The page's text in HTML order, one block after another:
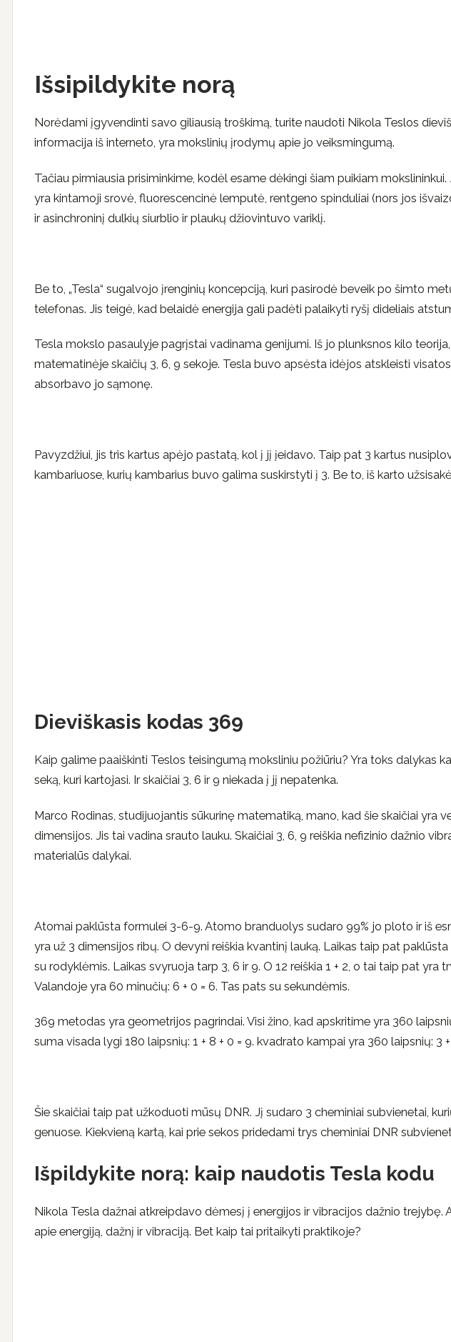
Išsipildykite norą
Norėdami įgyvendinti savo giliausią troškimą, turite naudoti Nikola Teslos
informacija iš interneto, yra mokslinių įrodymų apie jo veiksmingumą.
Tačiau pirmiausia prisiminkime, kodėl esame dėkingi šiam puikiam
yra kintamoji srovė, fluorescencinė lemputė, rentgeno spinduliai (nors jos
ir asinchroninį dulkių siurblio ir plaukų džiovintuvo variklį.
Be to, „Tesla“ sugalvojo įrenginių koncepciją, kuri pasirodė beveik po šimto
telefonas. Jis teigė, kad belaidė energija gali padėti palaikyti ryšį dideliais
Tesla mokslo pasaulyje pagrįstai vadinama genijumi. Iš jo plunksnos kilo
matematinėje skaičių 3, 6, 9 sekoje. Tesla buvo apsėsta idėjos atskleisti
absorbavo jo sąmonę.
Pavyzdžiui, jis tris kartus apėjo pastatą, kol į jį įeidavo. Taip pat 3 kartus
kambariuose, kurių kambarius buvo galima suskirstyti į 3. Be to, iš karto
Dieviškasis kodas 369
Kaip galime paaiškinti Teslos teisingumą moksliniu požiūriu? Yra toks dalykas
seką, kuri kartojasi. Ir skaičiai 3, 6 ir 9 niekada į jį nepatenka.
Marco Rodinas, studijuojantis sūkurinę matematiką, mano, kad šie skaičiai yra
dimensijos. Jis tai vadina srauto lauku. Skaičiai 3, 6, 9 reiškia nefizinio dažnio
materialūs dalykai.
Atomai paklūsta formulei 3-6-9. Atomo branduolys sudaro 99% jo ploto ir iš
yra už 3 dimensijos ribų. O devyni reiškia kvantinį lauką. Laikas taip pat
su rodyklėmis. Laikas svyruoja tarp 3, 6 ir 9. O 12 reiškia 1 + 2, o tai taip pat yra
Valandoje yra 60 minučių: 6 + 0 = 6. Tas pats su sekundėmis.
369 metodas yra geometrijos pagrindai. Visi žino, kad apskritime yra 360
suma visada lygi 180 laipsnių: 1 + 8 + 0 = 9. kvadrato kampai yra 360 laipsnių: 3 +
Šie skaičiai taip pat užkoduoti mūsų DNR. Jį sudaro 3 cheminiai subvienetai,
genuose. Kiekvieną kartą, kai prie sekos pridedami trys cheminiai DNR
Išpildykite norą: kaip naudotis Tesla kodu
Nikola Tesla dažnai atkreipdavo dėmesį į energijos ir vibracijos dažnio trejybę.
apie energiją, dažnį ir vibraciją. Bet kaip tai pritaikyti praktikoje?